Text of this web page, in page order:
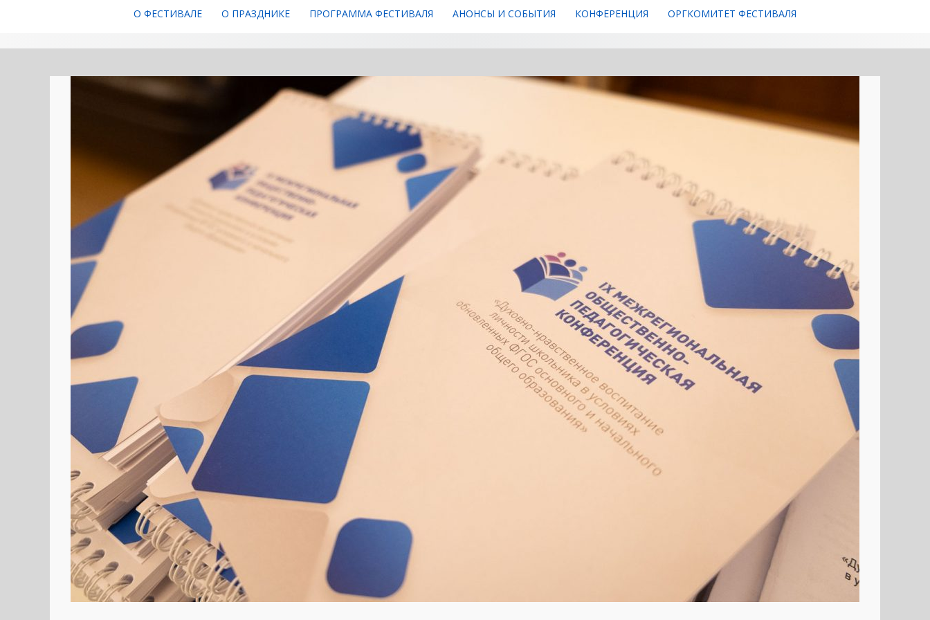
О ФЕСТИВАЛЕ О ПРАЗДНИКЕ ПРОГРАММА ФЕСТИВАЛЯ АНОНСЫ И СОБЫТИЯ КОНФЕРЕНЦИЯ ОРГКОМИТЕТ ФЕСТИВАЛЯ